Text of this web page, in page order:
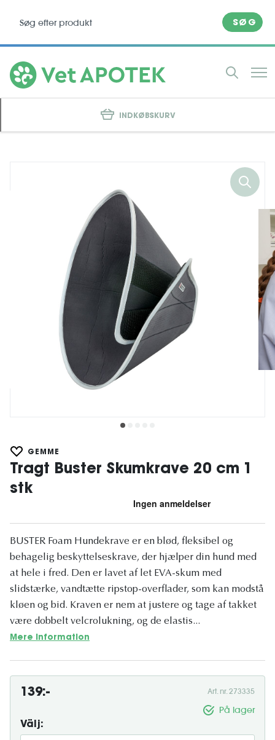
SØG
INDKØBSKURV
GEMME
Tragt Buster Skumkrave 20 cm 1
stk
BUSTER Foam Hundekrave er en blød, fleksibel og
behagelig beskyttelseskrave, der hjælper din hund med
at hele i fred. Den er lavet af let EVA-skum med
slidstærke, vandtætte ripstop-overflader, som kan modstå
kløen og bid. Kraven er nem at justere og tage af takket
være dobbelt velcrolukning, og de elastis...
Mere information
139:- Art. nr. 273335
På lager
Välj: